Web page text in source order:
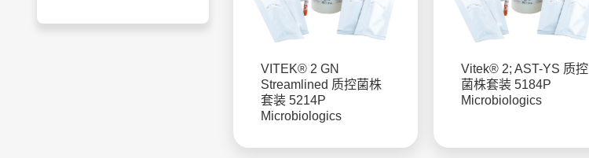
VITEK® 2 GN
Streamlined 质控菌株
套装 5214P
Microbiologics
Vitek® 2; AST-YS 质控
菌株套装 5184P
Microbiologics